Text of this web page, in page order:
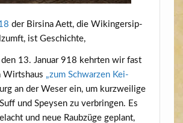
der Bir­si­na Aett, die Wikin­ger­sip­
ist Geschichte,
den 13. Janu­ar 918 kehr­ten wir fast
Wirts­haus „zum Schwar­zen Kei­
an der Weser ein, um kurz­wei­li­ge
und Spey­sen zu ver­brin­gen. Es
und neue Raub­zü­ge geplant,